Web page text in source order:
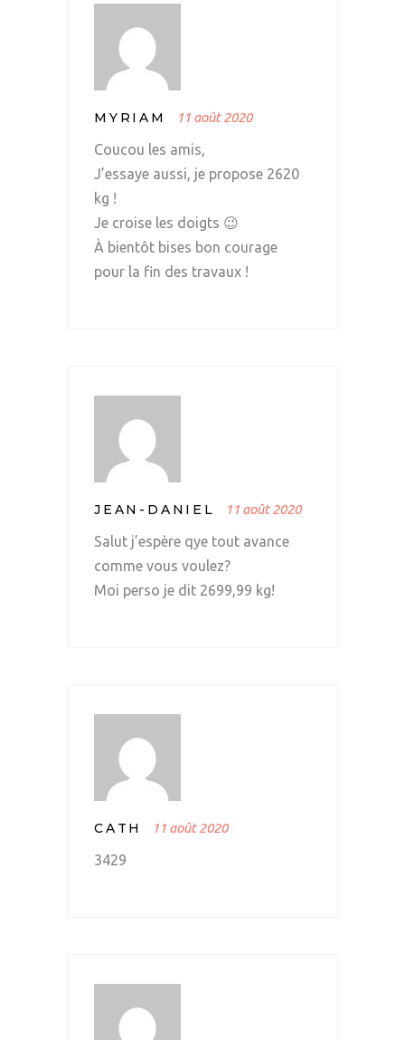
MYRIAM 11 août 2020
Coucou les amis,
J’essaye aussi, je propose 2620
kg !
Je croise les doigts 😉
À bientôt bises bon courage
pour la fin des travaux !
JEAN-DANIEL 11 août 2020
Salut j’espère qye tout avance
comme vous voulez?
Moi perso je dit 2699,99 kg!
CATH 11 août 2020
3429